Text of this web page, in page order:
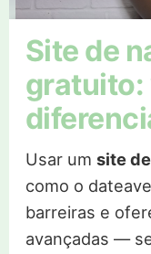
Site de
gratuito:
Usar um site
como o
barreiras e
avançadas —